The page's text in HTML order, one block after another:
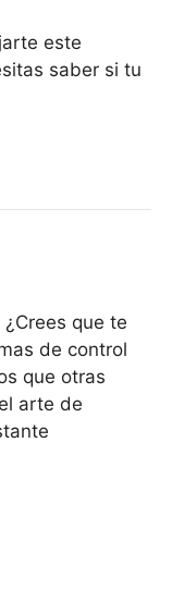
este
saber si tu
que te
de control
que otras
arte de